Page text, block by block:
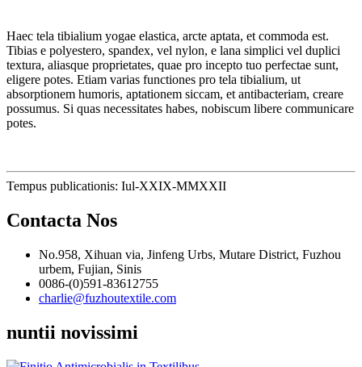
Haec tela tibialium yogae elastica, arcte aptata, et commoda est.
Tibias e polyestero, spandex, vel nylon, e lana simplici vel duplici
textura, aliasque proprietates, quae pro incepto tuo perfectae sunt,
eligere potes. Etiam varias functiones pro tela tibialium, ut
absorptionem humoris, aptationem siccam, et antibacteriam, creare
possumus. Si quas necessitates habes, nobiscum libere communicare
potes.
Tempus publicationis: Iul-XXIX-MMXXII
Contacta Nos
No.958, Xihuan via, Jinfeng Urbs, Mutare District, Fuzhou
urbem, Fujian, Sinis
0086-(0)591-83612755
charlie@fuzhoutextile.com
nuntii novissimi